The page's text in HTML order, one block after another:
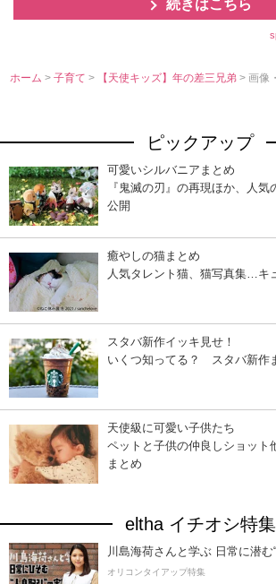
続きはこちら
ホーム >子育て> 【天使キッズ】年の差三兄弟> 画像
ピックアップ
可愛いシルバニアまとめ
『鬼滅の刃』の再現ほか、人
公開
癒やしの猫まとめ
人気タレント猫、猫写真集…キ
スタバ新作イッキ見せ！
いくつ知ってる？ スタバ新作
天使級に可愛い子供たち
ペットと子供の仲良しショット
まとめ
eltha イチオシ特集
川島海荷さんと学ぶ 日常に潜む
オリコンタイアップ特集